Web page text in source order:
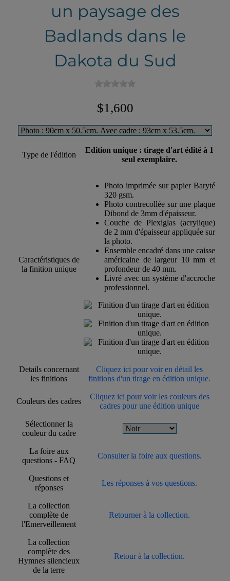
un paysage des
Badlands dans le
Dakota du Sud
$1,600
Type de l'édition
Edition unique : tirage d'art édité à 1
seul exemplaire.
Caractéristiques de
la finition unique
Photo imprimée sur papier Baryté
320 gsm.
Photo contrecollée sur une plaque
Dibond de 3mm d'épaisseur.
Couche de Plexiglas (acrylique)
de 2 mm d'épaisseur appliquée sur
la photo.
Ensemble encadré dans une caisse
américaine de largeur 10 mm et
profondeur de 40 mm.
Livré avec un système d'accroche
professionnel.
Details concernant
les finitions
Cliquez ici pour voir en détail les
finitions d'un tirage en édition unique.
Couleurs des cadres
Cliquez ici pour voir les couleurs des
cadres pour une édition unique
Sélectionner la
couleur du cadre
La foire aux
questions - FAQ
Consulter la foire aux questions.
Questions et
réponses
Les réponses à vos questions.
La collection
complète de
l'Emerveillement
Retourner à la collection.
La collection
complète des
Hymnes silencieux
de la terre
Retour à la collection.